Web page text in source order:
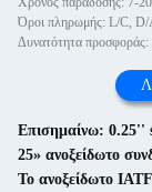
Όροι πληρωμής: L/C,
Δυνατότητα
Επισημαίνω: 0.25''
25» ανοξείδωτο
Το ανοξείδωτο